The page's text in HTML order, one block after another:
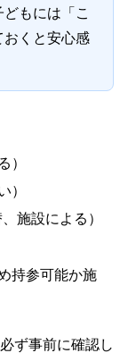
もには「こ
おくと安心感
）
）
施設による）
持参可能か施
ず事前に確認し